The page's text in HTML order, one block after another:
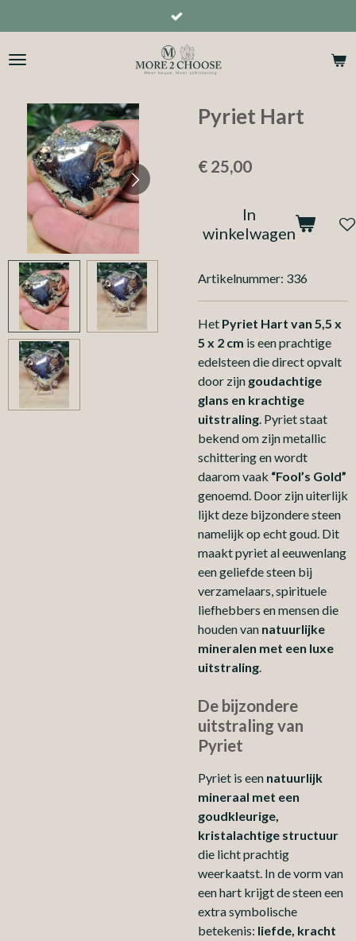
direct
naar
Pyriet Hart
€ 25,00
In
winkelwagen
Artikelnummer: 336
Het Pyriet Hart van 5,5 x
5 x 2 cm is een prachtige
edelsteen die direct opvalt
door zijn goudachtige
glans en krachtige
uitstraling. Pyriet staat
bekend om zijn metallic
schittering en wordt
daarom vaak “Fool’s Gold”
genoemd. Door zijn uiterlijk
lijkt deze bijzondere steen
namelijk op echt goud. Dit
maakt pyriet al eeuwenlang
een geliefde steen bij
verzamelaars, spirituele
liefhebbers en mensen die
houden van natuurlijke
mineralen met een luxe
uitstraling.
De bijzondere
uitstraling van
Pyriet
Pyriet is een natuurlijk
mineraal met een
goudkleurige,
kristalachtige structuur
die licht prachtig
weerkaatst. In de vorm van
een hart krijgt de steen een
extra symbolische
betekenis: liefde, kracht